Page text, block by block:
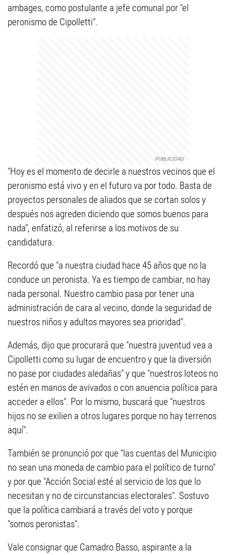
ambages, como postulante a jefe comunal por "el
peronismo de Cipolletti".
"Hoy es el momento de decirle a nuestros vecinos que el
peronismo está vivo y en el futuro va por todo. Basta de
proyectos personales de aliados que se cortan solos y
después nos agreden diciendo que somos buenos para
nada", enfatizó, al referirse a los motivos de su
candidatura.
Recordó que "a nuestra ciudad hace 45 años que no la
conduce un peronista. Ya es tiempo de cambiar, no hay
nada personal. Nuestro cambio pasa por tener una
administración de cara al vecino, donde la seguridad de
nuestros niños y adultos mayores sea prioridad".
Además, dijo que procurará que "nuestra juventud vea a
Cipolletti como su lugar de encuentro y que la diversión
no pase por ciudades aledañas" y que "nuestros loteos no
estén en manos de avivados o con anuencia política para
acceder a ellos". Por lo mismo, buscará que "nuestros
hijos no se exilien a otros lugares porque no hay terrenos
aquí".
También se pronunció por que "las cuentas del Municipio
no sean una moneda de cambio para el político de turno"
y por que "Acción Social esté al servicio de los que lo
necesitan y no de circunstancias electorales". Sostuvo
que la política cambiará a través del voto y porque
"somos peronistas".
Vale consignar que Camadro Basso, aspirante a la